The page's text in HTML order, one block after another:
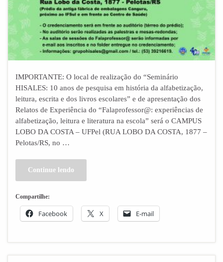
IMPORTANTE: O local de realização do “Seminário
HISALES: 10 anos de pesquisa em história da alfabetização,
leitura, escrita e dos livros escolares” e de apresentação dos
Relatos de Experiência do “Falaprofessor@: experiências de
alfabetização, leitura e literatura na escola” será o CAMPUS
LOBO DA COSTA – UFPel (RUA LOBO DA COSTA, 1877 –
Pelotas/RS, no …
Continue lendo
Compartilhe:
Facebook X E-mail